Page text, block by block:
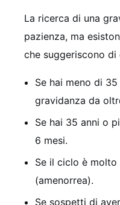
La ricerca di una
pazienza, ma
che suggeriscono
Se hai meno di
gravidanza da
Se hai 35 anni o
6 mesi.
Se il ciclo è
(amenorrea).
Se sospetti di